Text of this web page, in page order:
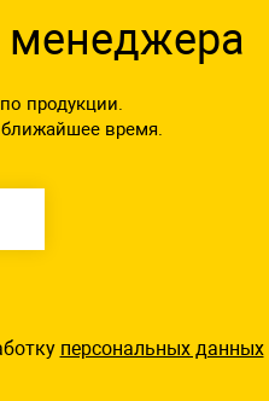
менеджера
продукции.
время.
персональных данных